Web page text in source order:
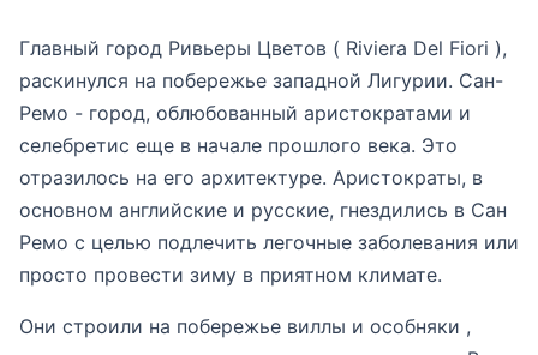
Главный город Ривьеры Цветов ( Riviera Del Fiori ),
раскинулся на побережье западной Лигурии. Сан-
Ремо - город, облюбованный аристократами и
селебретис еще в начале прошлого века. Это
отразилось на его архитектуре. Аристократы, в
основном английские и русские, гнездились в Сан
Ремо с целью подлечить легочные заболевания или
просто провести зиму в приятном климате.
Они строили на побережье виллы и особняки ,